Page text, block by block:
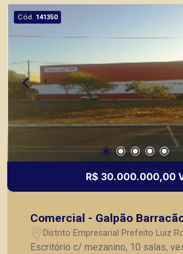
Cód. 141350
R$ 30.000.000,00
Comercial - Galpão
Distrito Empresarial Prefeito Luiz
Ribeirão Preto/SP
Escritório c/ mezanino, 10 salas,